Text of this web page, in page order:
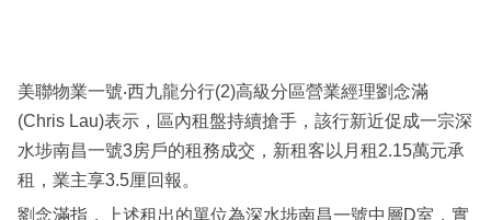
美聯物業一號‧西九龍分行(2)高級分區營業經理劉念滿
(Chris Lau)表示，區內租盤持續搶手，該行新近促成一宗深
水埗南昌一號3房戶的租務成交，新租客以月租2.15萬元承
租，業主享3.5厘回報。
劉念滿指，上述租出的單位為深水埗南昌一號中層D室，實